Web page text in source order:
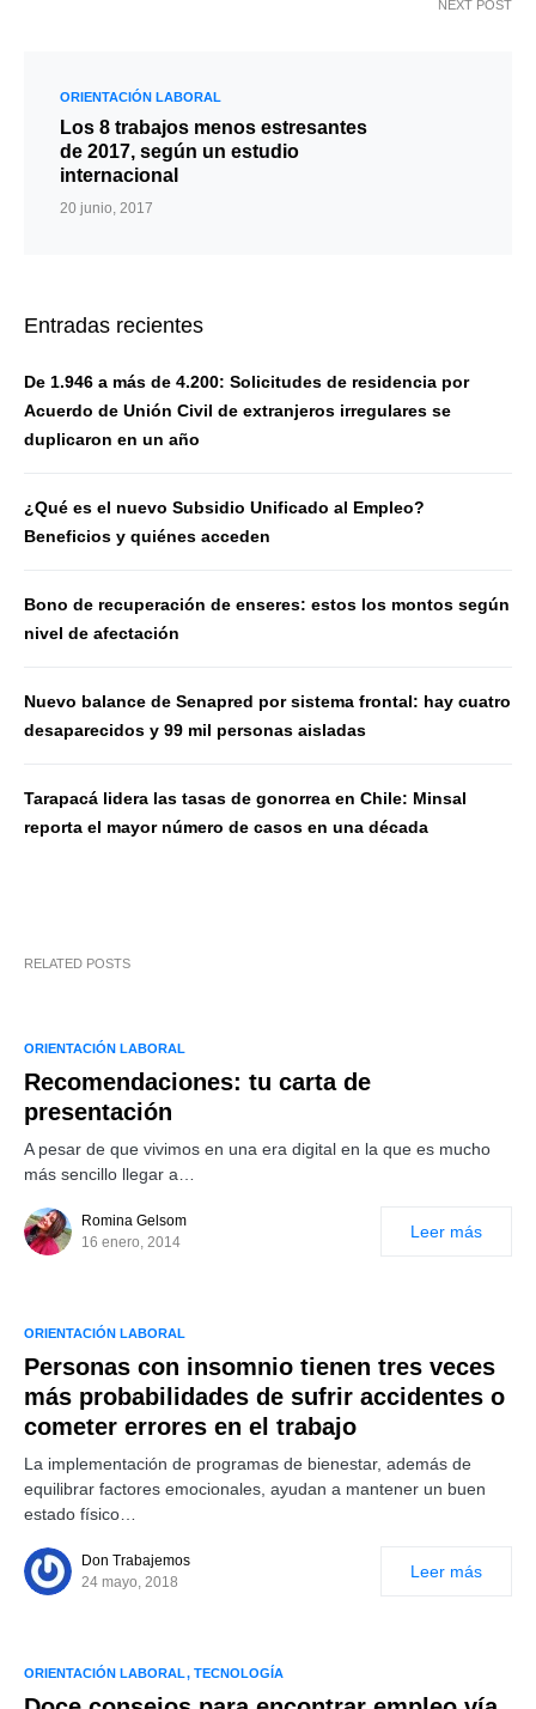
NEXT POST
ORIENTACIÓN LABORAL
Los 8 trabajos menos estresantes
de 2017, según un estudio
internacional
20 junio, 2017
Entradas recientes
De 1.946 a más de 4.200: Solicitudes de residencia por
Acuerdo de Unión Civil de extranjeros irregulares se
duplicaron en un año
¿Qué es el nuevo Subsidio Unificado al Empleo?
Beneficios y quiénes acceden
Bono de recuperación de enseres: estos los montos según
nivel de afectación
Nuevo balance de Senapred por sistema frontal: hay cuatro
desaparecidos y 99 mil personas aisladas
Tarapacá lidera las tasas de gonorrea en Chile: Minsal
reporta el mayor número de casos en una década
RELATED POSTS
ORIENTACIÓN LABORAL
Recomendaciones: tu carta de
presentación
A pesar de que vivimos en una era digital en la que es mucho
más sencillo llegar a…
Romina Gelsom
16 enero, 2014
Leer más
ORIENTACIÓN LABORAL
Personas con insomnio tienen tres veces
más probabilidades de sufrir accidentes o
cometer errores en el trabajo
La implementación de programas de bienestar, además de
equilibrar factores emocionales, ayudan a mantener un buen
estado físico…
Don Trabajemos
24 mayo, 2018
Leer más
ORIENTACIÓN LABORAL TECNOLOGÍA